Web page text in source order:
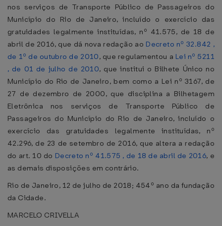
nos serviços de Transporte Público de Passageiros do
Município do Rio de Janeiro, incluído o exercício das
gratuidades legalmente instituídas, nº 41.575, de 18 de
abril de 2016, que dá nova redação ao Decreto nº 32.842 ,
de 1º de outubro de 2010, que regulamentou a Lei nº 5211
, de 01 de julho de 2010, que institui o Bilhete Único no
Município do Rio de Janeiro, bem como a Lei nº 3167, de
27 de dezembro de 2000, que disciplina a Bilhetagem
Eletrônica nos serviços de Transporte Público de
Passageiros do Município do Rio de Janeiro, incluído o
exercício das gratuidades legalmente instituídas, nº
42.296, de 23 de setembro de 2016, que altera a redação
do art. 10 do Decreto nº 41.575 , de 18 de abril de 2016, e
as demais disposições em contrário.
Rio de Janeiro, 12 de julho de 2018; 454º ano da fundação
da Cidade.
MARCELO CRIVELLA